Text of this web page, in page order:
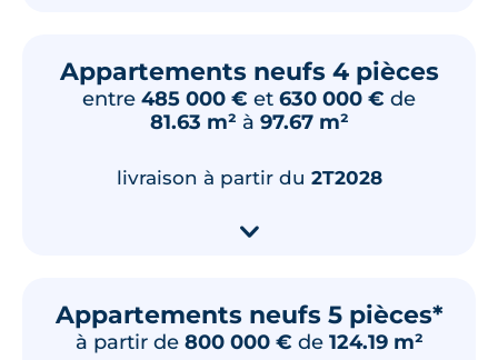
🗞
Lot306
48.35 m²
3
🗞 📞
Appartements neufs 4 pièces
entre 485 000 € et 630 000 € de
81.63 m² à 97.67 m²
livraison à partir du 2T2028
▾
Appartements neufs 5 pièces*
à partir de 800 000 € de 124.19 m²